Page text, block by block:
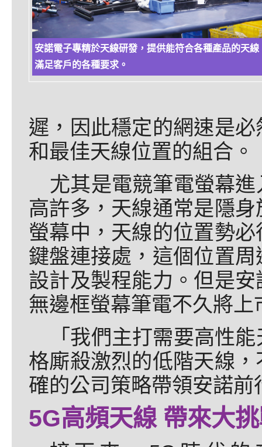
安諾電子專精於天線研發，提供能符合各種產品的天線
滿足客戶的各種要求。
遲，因此穩定的網速是
和最佳天線位置的組合。
尤其是電競筆電螢幕
高許多，天線通常是隱
螢幕中，天線的位置勢
鍵盤連接處，這個位置
設計及製程能力。但是
無邊框螢幕筆電不久將上
「我們主打需要高性
格廝殺激烈的低階天線
確的公司策略帶領安諾前
5G高頻天線 帶來大